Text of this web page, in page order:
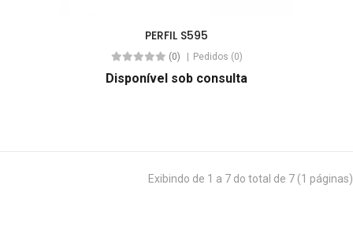
PERFIL S595
(0) Pedidos (0)
Disponível sob consulta
Exibindo de 1 a 7 do total de 7 (1 páginas)